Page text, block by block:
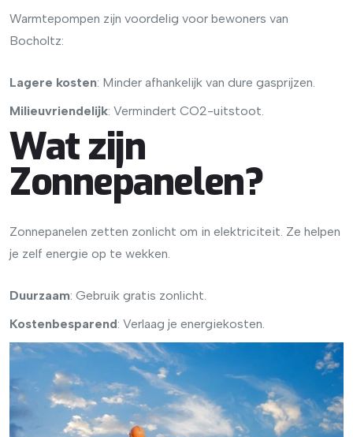
Warmtepompen zijn voordelig voor bewoners van
Bocholtz:
Lagere kosten: Minder afhankelijk van dure gasprijzen.
Milieuvriendelijk: Vermindert CO2-uitstoot.
Wat zijn
Zonnepanelen?
Zonnepanelen zetten zonlicht om in elektriciteit. Ze helpen
je zelf energie op te wekken.
Duurzaam: Gebruik gratis zonlicht.
Kostenbesparend: Verlaag je energiekosten.